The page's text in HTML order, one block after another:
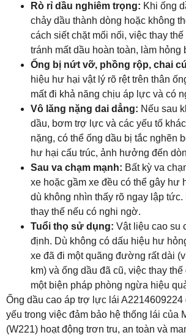
Rò rỉ dầu nghiêm trọng: Khi ống
chảy dầu thành dòng hoặc không
cách siết chặt mối nối, việc thay
tránh mất dầu hoàn toàn, làm
Ống bị nứt vỡ, phồng rộp, chai
hiệu hư hại vật lý rõ rệt trên thân
mất đi khả năng chịu áp lực và có
Vô lăng nặng dai dẳng: Nếu sau
dầu, bơm trợ lực và các yếu tố
nặng, có thể ống dầu bị tắc nghẽn
hư hại cấu trúc, ảnh hưởng đến
Sau va chạm mạnh: Bất kỳ va
xe hoặc gầm xe đều có thể gây hư
dù không nhìn thấy rõ ngay lập tức.
thay thế nếu có nghi ngờ.
Tuổi thọ sử dụng: Vật liệu cao su
định. Dù không có dấu hiệu hư
xe đã đi một quãng đường rất dài
km) và ống dầu đã cũ, việc thay
một biện pháp phòng ngừa hiệu
Ống dầu cao áp trợ lực lái A2214609224
yếu trong việc đảm bảo hệ thống lái của
(W221) hoạt động trơn tru, an toàn và